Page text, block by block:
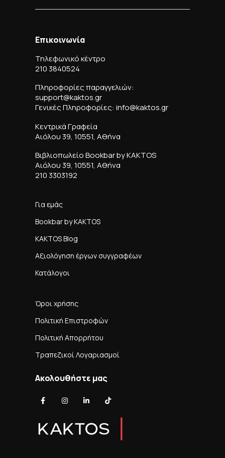
Επικοινωνία
Τηλεφωνικό κέντρο
210 3840524
Πληροφορίες παραγγελιών:
support@kaktos.gr
Γενικές Πληροφορίες: info@kaktos.gr
Κεντρικά Γραφεία
Αιόλου 39, 10551, Αθήνα
Βιβλιοπωλείο Bookbar by KAKTOS
Αιόλου 39, 10551, Αθήνα
210 3303192
Για εμάς
Bookbar by KAKTOS
KAKTOS Blog
Αξιολόγηση έργων συγγραφέων
Κατάλογοι
Όροι χρήσης
Πολιτική Επιστροφών
Πολιτική Απορρήτου
Τραπεζικοί Λογαριασμοί
Ακολουθήστε μας